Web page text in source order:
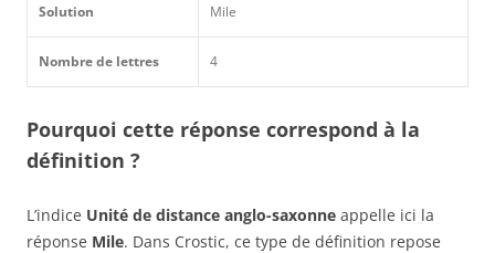
Solution Mile
Nombre de lettres 4
Pourquoi cette réponse correspond à la
définition ?
L’indice Unité de distance anglo-saxonne appelle ici la
réponse Mile. Dans Crostic, ce type de définition repose